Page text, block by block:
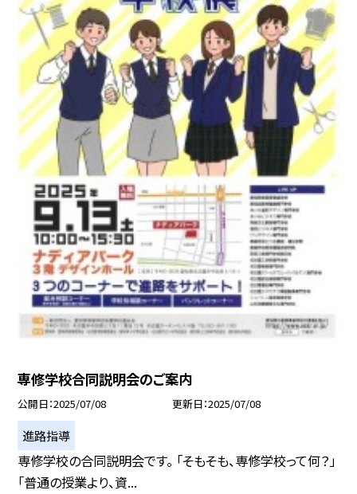
専修学校合同説明会のご案内
公開日 2025/07/08 更新日 2025/07/08
進路指導
専修学校の合同説明会です。 「そもそも、専修学校って何？」
「普通の授業より、資...